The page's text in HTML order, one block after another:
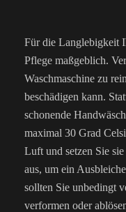
Für die Langlebigkeit
Pflege maßgeblich.
Waschmaschine zu
beschädigen kann.
schonende
maximal 30 Grad
Luft und setzen Sie
aus, um ein
sollten Sie unbedingt
verformen oder